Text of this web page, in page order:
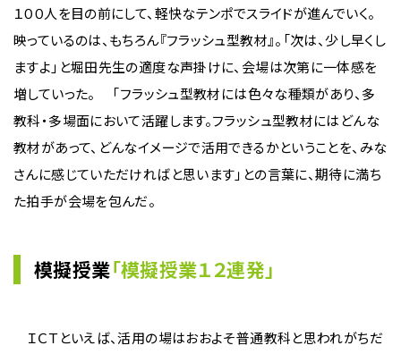
１００人を目の前にして、軽快なテンポでスライドが進んでいく。
映っているのは、もちろん『フラッシュ型教材』。「次は、少し早くし
ますよ」と堀田先生の適度な声掛けに、会場は次第に一体感を
増していった。 「フラッシュ型教材には色々な種類があり、多
教科・多場面において活躍します。フラッシュ型教材にはどんな
教材があって、どんなイメージで活用できるかということを、みな
さんに感じていただければと思います」との言葉に、期待に満ち
た拍手が会場を包んだ。
模擬授業「模擬授業１２連発」
ＩＣＴといえば、活用の場はおおよそ普通教科と思われがちだ